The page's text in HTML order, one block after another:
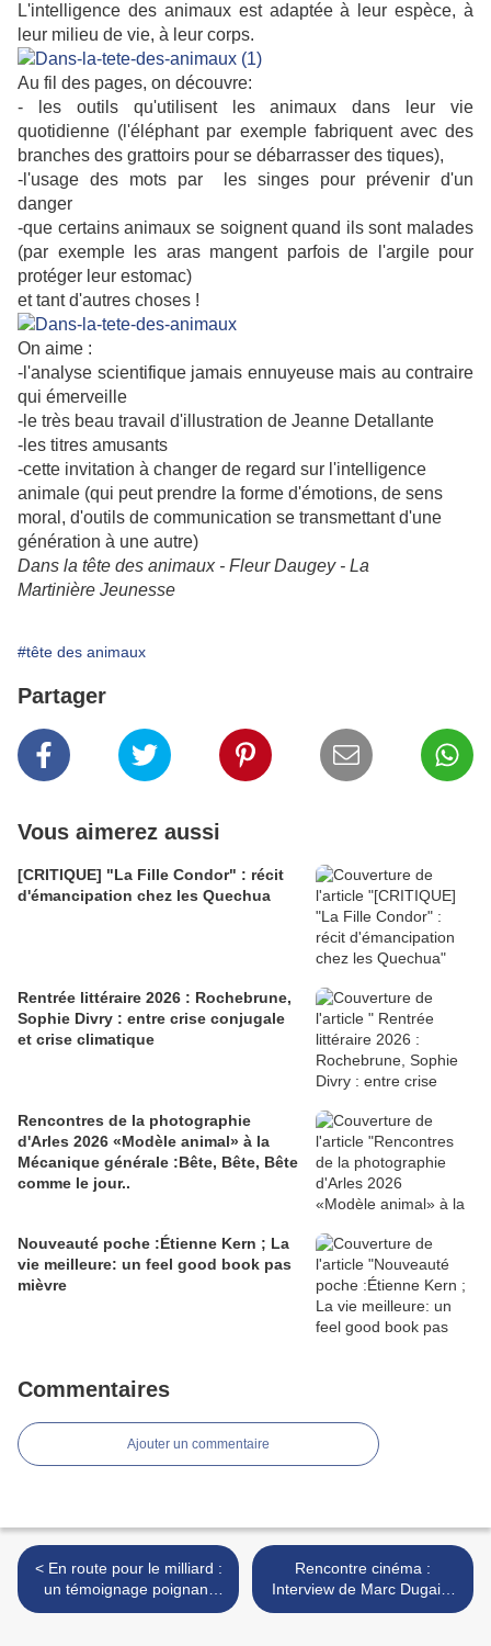
L'intelligence des animaux est adaptée à leur espèce, à
leur milieu de vie, à leur corps.
Au fil des pages, on découvre:
- les outils qu'utilisent les animaux dans leur vie
quotidienne (l'éléphant par exemple fabriquent avec des
branches des grattoirs pour se débarrasser des tiques),
-l'usage des mots par les singes pour prévenir d'un
danger
-que certains animaux se soignent quand ils sont malades
(par exemple les aras mangent parfois de l'argile pour
protéger leur estomac)
et tant d'autres choses !
On aime :
-l'analyse scientifique jamais ennuyeuse mais au contraire
qui émerveille
-le très beau travail d'illustration de Jeanne Detallante
-les titres amusants
-cette invitation à changer de regard sur l'intelligence
animale (qui peut prendre la forme d'émotions, de sens
moral, d'outils de communication se transmettant d'une
génération à une autre)
Dans la tête des animaux - Fleur Daugey - La
Martinière Jeunesse
#tête des animaux
Partager
Vous aimerez aussi
[CRITIQUE] "La Fille Condor" : récit
d'émancipation chez les Quechua
Rentrée littéraire 2026 : Rochebrune,
Sophie Divry : entre crise conjugale
et crise climatique
Rencontres de la photographie
d'Arles 2026 «Modèle animal» à la
Mécanique générale :Bête, Bête, Bête
comme le jour..
Nouveauté poche :Étienne Kern ; La
vie meilleure: un feel good book pas
mièvre
Commentaires
Ajouter un commentaire
< En route pour le milliard :
un témoignage poignant
pour redonner espoir aux
Rencontre cinéma :
Interview de Marc Dugain,
réalisateur d'Eugénie